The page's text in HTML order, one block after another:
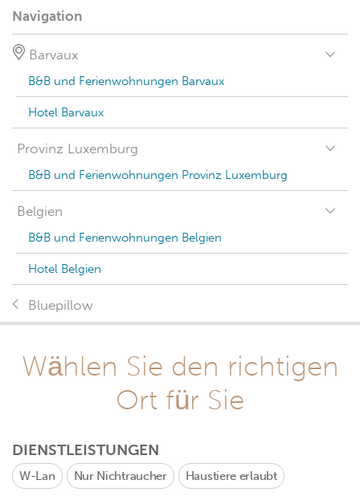
Navigation
Barvaux
B&B und Ferienwohnungen Barvaux
Hotel Barvaux
Provinz Luxemburg
B&B und Ferienwohnungen Provinz Luxemburg
Belgien
B&B und Ferienwohnungen Belgien
Hotel Belgien
Bluepillow
Wählen Sie den richtigen
Ort für Sie
DIENSTLEISTUNGEN
W-Lan Nur Nichtraucher Haustiere erlaubt